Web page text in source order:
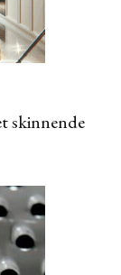
skinnende